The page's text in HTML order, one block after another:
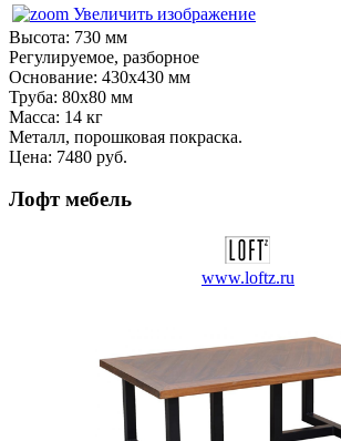
Увеличить изображение
Высота: 730 мм
Регулируемое, разборное
Основание: 430x430 мм
Труба: 80x80 мм
Масса: 14 кг
Металл, порошковая покраска.
Цена: 7480 руб.
Лофт мебель
www.loftz.ru